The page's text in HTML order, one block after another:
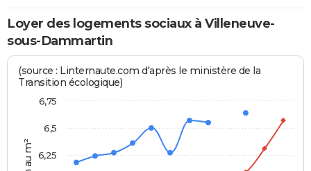
Loyer des logements sociaux à Villeneuve-
sous-Dammartin
(source : Linternaute.com d'après le ministère de la
Transition écologique)
6,25
6,5
6,75